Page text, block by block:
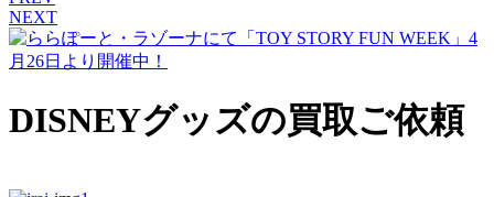
NEXT
DISNEYグッズの買取ご依頼